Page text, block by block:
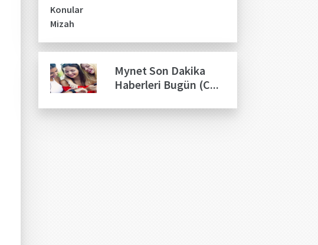
Mynet Son Dakika
Haberleri Bugün (C...